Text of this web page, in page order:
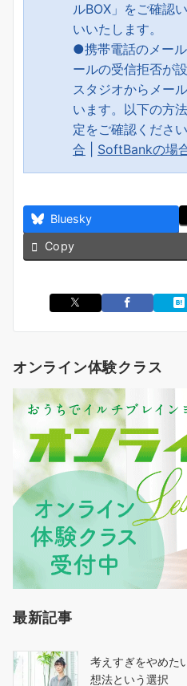
ルBOX」をご確認
いいたします。
●携帯電話のメー
ールの受信拒否が
スタジオからメー
います。以下の方
定をご確認ください
合
SoftBankの場
Bluesky
Copy
オンライン体験クラス
最新記事
考えすぎをやめた
想法という選択